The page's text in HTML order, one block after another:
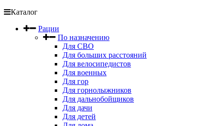
Каталог
Рации
По назначению
Для СВО
Для больших расстояний
Для велосипедистов
Для военных
Для гор
Для горнолыжников
Для дальнобойщиков
Для дачи
Для детей